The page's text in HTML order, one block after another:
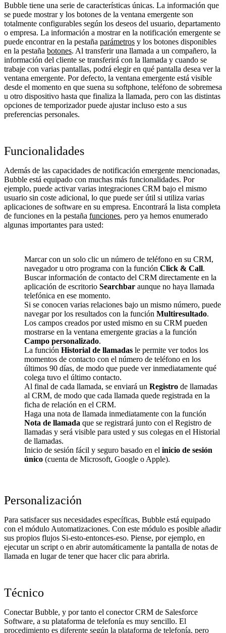
Bubble tiene una serie de características únicas. La información que
se puede mostrar y los botones de la ventana emergente son
totalmente configurables según los deseos del usuario, departamento
o empresa. La información a mostrar en la notificación emergente se
puede encontrar en la pestaña parámetros y los botones disponibles
en la pestaña botones. Al transferir una llamada a un compañero, la
información del cliente se transferirá con la llamada y cuando se
trabaje con varias pantallas, podrá elegir en qué pantalla desea ver la
ventana emergente. Por defecto, la ventana emergente está visible
desde el momento en que suena su softphone, teléfono de sobremesa
u otro dispositivo hasta que finaliza la llamada, pero con las distintas
opciones de temporizador puede ajustar incluso esto a sus
preferencias personales.
Funcionalidades
Además de las capacidades de notificación emergente mencionadas,
Bubble está equipado con muchas más funcionalidades. Por
ejemplo, puede activar varias integraciones CRM bajo el mismo
usuario sin coste adicional, lo que puede ser útil si utiliza varias
aplicaciones de software en su empresa. Encontrará la lista completa
de funciones en la pestaña funciones, pero ya hemos enumerado
algunas importantes para usted:
Marcar con un solo clic un número de teléfono en su CRM,
navegador u otro programa con la función Click & Call.
Buscar información de contacto del CRM directamente en la
aplicación de escritorio Searchbar aunque no haya llamada
telefónica en ese momento.
Si se conocen varias relaciones bajo un mismo número, puede
navegar por los resultados con la función Multiresultado.
Los campos creados por usted mismo en su CRM pueden
mostrarse en la ventana emergente gracias a la función
Campo personalizado.
La función Historial de llamadas le permite ver todos los
momentos de contacto con el número de teléfono en los
últimos 90 días, de modo que puede ver inmediatamente qué
colega tuvo el último contacto.
Al final de cada llamada, se enviará un Registro de llamadas
al CRM, de modo que cada llamada quede registrada en la
ficha de relación en el CRM.
Haga una nota de llamada inmediatamente con la función
Nota de llamada que se registrará junto con el Registro de
llamadas y será visible para usted y sus colegas en el Historial
de llamadas.
Inicio de sesión fácil y seguro basado en el inicio de sesión
único (cuenta de Microsoft, Google o Apple).
Personalización
Para satisfacer sus necesidades específicas, Bubble está equipado
con el módulo Automatizaciones. Con este módulo es posible añadir
sus propios flujos Si-esto-entonces-eso. Piense, por ejemplo, en
ejecutar un script o en abrir automáticamente la pantalla de notas de
llamada en lugar de tener que hacer clic para abrirla.
Técnico
Conectar Bubble, y por tanto el conector CRM de Salesforce
Software, a su plataforma de telefonía es muy sencillo. El
procedimiento es diferente según la plataforma de telefonía, pero